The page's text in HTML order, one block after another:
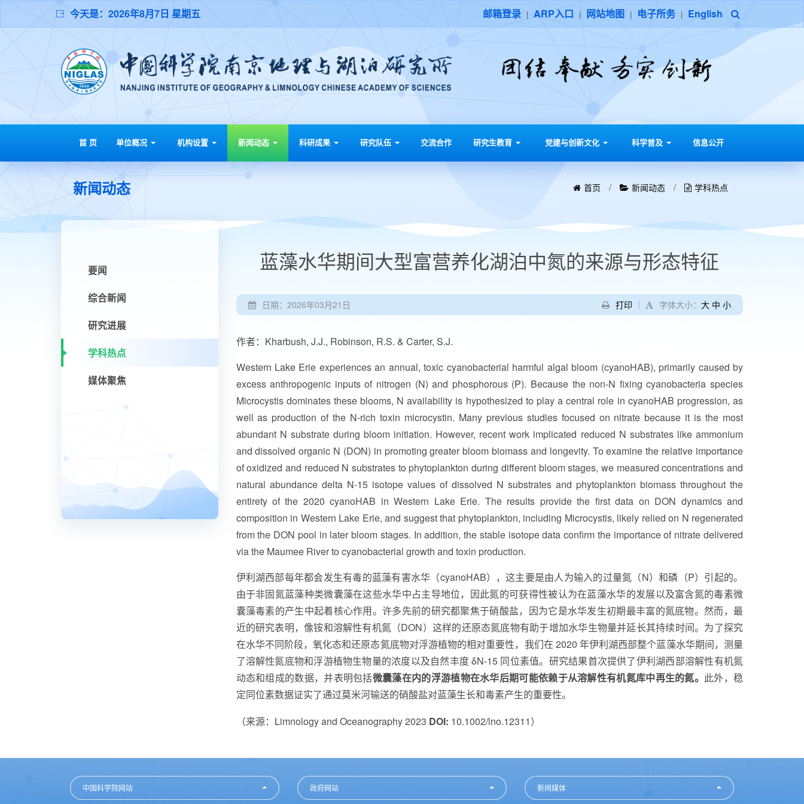
今天是： 2026年8月7日 星期五 邮箱登录 | ARP入口 | 网站地图 | 电子所务 | English
首 页 单位概况 机构设置 新闻动态 科研成果 研究队伍 交流合作 研究生教育 党建与创新文化 科学普及 信息公开
新闻动态 首页 / 新闻动态 / 学科热点
要闻
综合新闻
研究进展
学科热点
媒体聚焦
蓝藻水华期间大型富营养化湖泊中氮的来源与形态特征
打印 ｜ 字体大小： 大 中 小
日期：2026年03月21日
作者：Kharbush, J.J., Robinson, R.S. & Carter, S.J.
Western Lake Erie experiences an annual, toxic cyanobacterial harmful algal bloom (cyanoHAB), primarily caused by
excess anthropogenic inputs of nitrogen (N) and phosphorous (P). Because the non-N fixing cyanobacteria species
Microcystis dominates these blooms, N availability is hypothesized to play a central role in cyanoHAB progression, as
well as production of the N-rich toxin microcystin. Many previous studies focused on nitrate because it is the most
abundant N substrate during bloom initiation. However, recent work implicated reduced N substrates like ammonium
and dissolved organic N (DON) in promoting greater bloom biomass and longevity. To examine the relative importance
of oxidized and reduced N substrates to phytoplankton during different bloom stages, we measured concentrations and
natural abundance delta N-15 isotope values of dissolved N substrates and phytoplankton biomass throughout the
entirety of the 2020 cyanoHAB in Western Lake Erie. The results provide the first data on DON dynamics and
composition in Western Lake Erie, and suggest that phytoplankton, including Microcystis, likely relied on N regenerated
from the DON pool in later bloom stages. In addition, the stable isotope data confirm the importance of nitrate delivered
via the Maumee River to cyanobacterial growth and toxin production.
伊利湖西部每年都会发生有毒的蓝藻有害水华（cyanoHAB），这主要是由人为输入的过量氮（N）和磷（P）引起的。
由于非固氮蓝藻种类微囊藻在这些水华中占主导地位，因此氮的可获得性被认为在蓝藻水华的发展以及富含氮的毒素微
囊藻毒素的产生中起着核心作用。许多先前的研究都聚焦于硝酸盐，因为它是水华发生初期最丰富的氮底物。然而，最
近的研究表明，像铵和溶解性有机氮（DON）这样的还原态氮底物有助于增加水华生物量并延长其持续时间。为了探究
在水华不同阶段，氧化态和还原态氮底物对浮游植物的相对重要性，我们在 2020 年伊利湖西部整个蓝藻水华期间，测量
了溶解性氮底物和浮游植物生物量的浓度以及自然丰度 δN-15 同位素值。研究结果首次提供了伊利湖西部溶解性有机氮
动态和组成的数据，并表明包括微囊藻在内的浮游植物在水华后期可能依赖于从溶解性有机氮库中再生的氮。 此外，稳
定同位素数据证实了通过莫米河输送的硝酸盐对蓝藻生长和毒素产生的重要性。
（来源：Limnology and Oceanography 2023 DOI: 10.1002/lno.12311）
中国科学院网站 政府网站 新闻媒体